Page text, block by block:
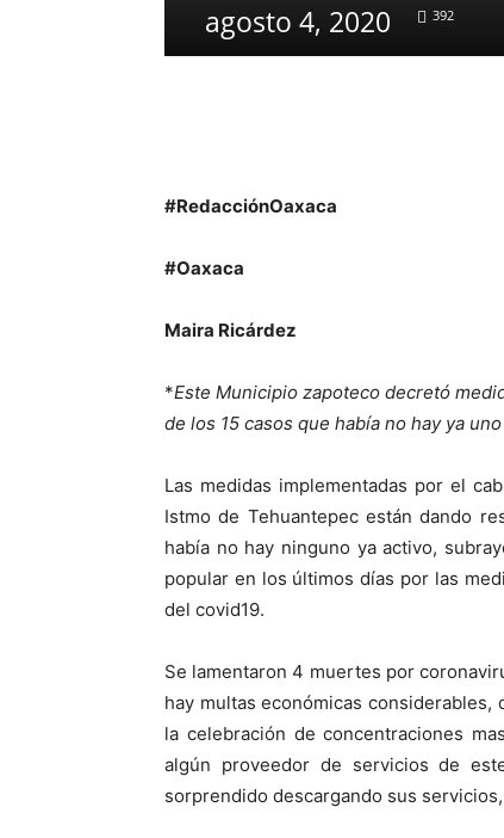
agosto 4, 2020 392
#RedacciónOaxaca
#Oaxaca
Maira Ricárdez
*Este Municipio zapoteco decretó
de los 15 casos que había no hay ya
Las medidas implementadas por el
Istmo de Tehuantepec están dando
había no hay ninguno ya activo,
popular en los últimos días por las
del covid19.
Se lamentaron 4 muertes por
hay multas económicas
la celebración de concentraciones
algún proveedor de servicios de
sorprendido descargando sus